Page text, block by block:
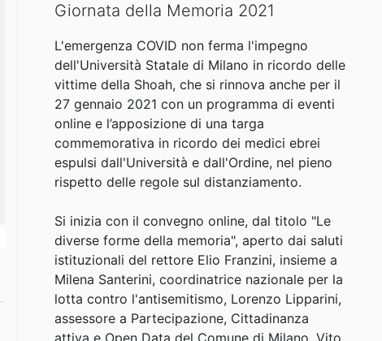
Giornata della Memoria 2021
L'emergenza COVID non ferma l'impegno
dell'Università Statale di Milano in ricordo delle
vittime della Shoah, che si rinnova anche per il
27 gennaio 2021 con un programma di eventi
online e l’apposizione di una targa
commemorativa in ricordo dei medici ebrei
espulsi dall'Università e dall'Ordine, nel pieno
rispetto delle regole sul distanziamento.
Si inizia con il convegno online, dal titolo "Le
diverse forme della memoria", aperto dai saluti
istituzionali del rettore Elio Franzini, insieme a
Milena Santerini, coordinatrice nazionale per la
lotta contro l'antisemitismo, Lorenzo Lipparini,
assessore a Partecipazione, Cittadinanza
attiva e Open Data del Comune di Milano, Vito